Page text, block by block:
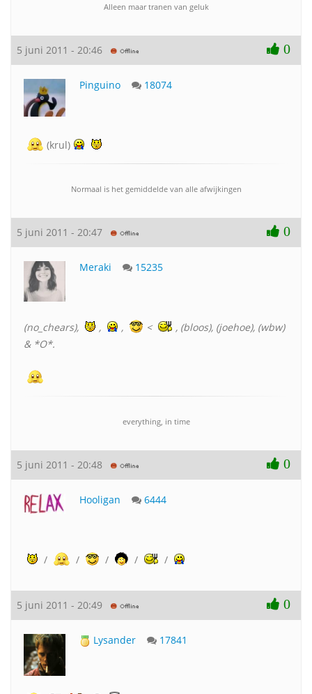
Alleen maar tranen van geluk
5 juni 2011 - 20:46 0
Pinguino 18074
(krul)
Normaal is het gemiddelde van alle afwijkingen
5 juni 2011 - 20:47 0
Meraki 15235
(no_chears), , , <
, (bloos), (joehoe), (wbw)
& *O*.
everything, in time
5 juni 2011 - 20:48 0
Hooligan 6444
/ / / / /
5 juni 2011 - 20:49 0
Lysander 17841